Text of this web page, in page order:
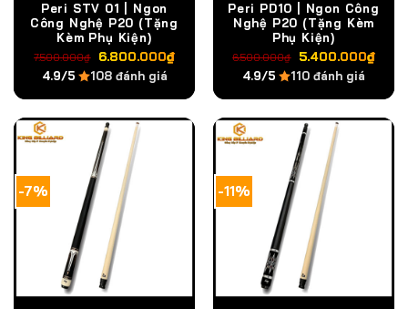
Peri STV 01 | Ngon
Công Nghệ P20 (Tặng
Kèm Phụ Kiện)
7.500.000₫ Giá
gốc
là:
7.500.000₫.
6.800.000₫Giá
tại
là:
6.800.000₫.
4.9/5 108 đánh giá
Peri PD10 | Ngon Công
Nghệ P20 (Tặng Kèm
Phụ Kiện)
6.500.000₫ Giá
gốc
là:
6.500.000₫.
5.400.000₫Giá
tại
là:
4.9/5 110 đánh giá
-7% -11%